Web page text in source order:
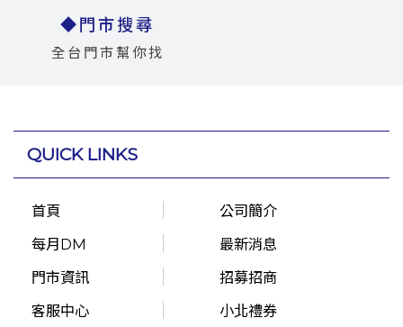
◆門市搜尋
全台門市幫你找
QUICK LINKS
首頁
公司簡介
每月DM
最新消息
門市資訊
招募招商
客服中心
小北禮券